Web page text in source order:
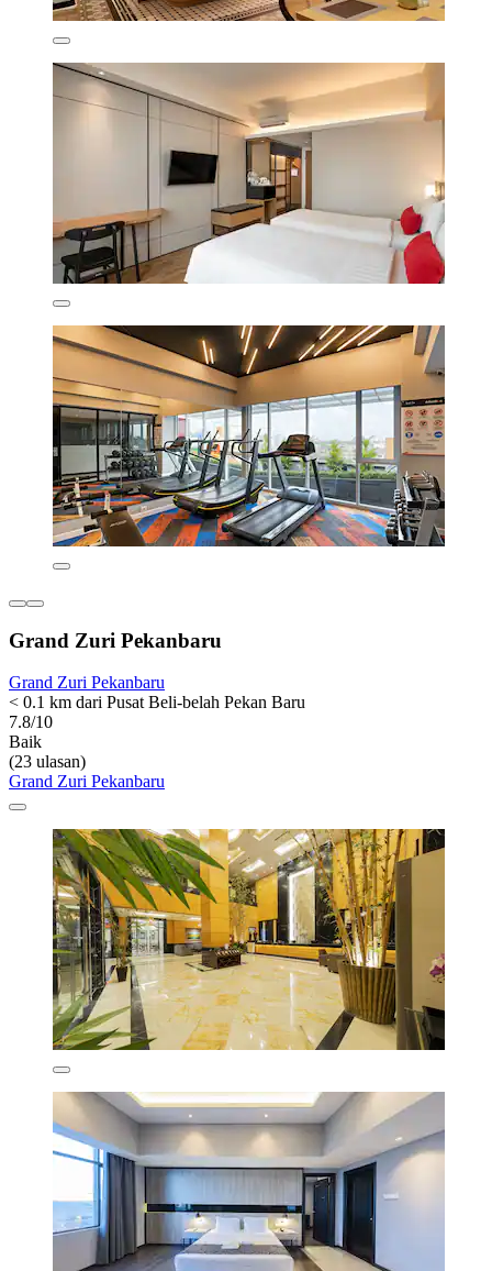
Grand Zuri Pekanbaru
Grand Zuri Pekanbaru
< 0.1 km dari Pusat Beli-belah Pekan Baru
7.8/10
Baik
(23 ulasan)
Grand Zuri Pekanbaru